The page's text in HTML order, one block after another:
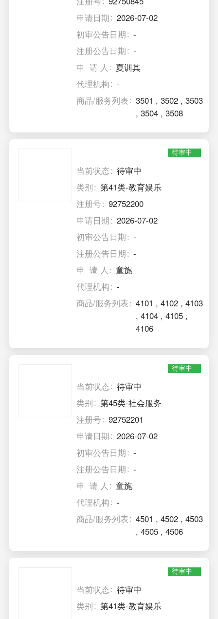
申请日期
2026-07-02
初审公告日期
-
注册公告日期
-
申 请 人
夏训其
代理机构
-
商品/服务列表
3501 ,3502 ,3503
,3504 ,3508
待审中
当前状态
待审中
类别
第41类-教育娱乐
注册号
92752200
申请日期
2026-07-02
初审公告日期
-
注册公告日期
-
申 请 人
童旄
代理机构
-
商品/服务列表
4101 ,4102 ,4103
,4104 ,4105 ,
4106
待审中
当前状态
待审中
类别
第45类-社会服务
注册号
92752201
申请日期
2026-07-02
初审公告日期
-
注册公告日期
-
申 请 人
童旄
代理机构
-
商品/服务列表
4501 ,4502 ,4503
,4505 ,4506
待审中
当前状态
待审中
类别
第41类-教育娱乐